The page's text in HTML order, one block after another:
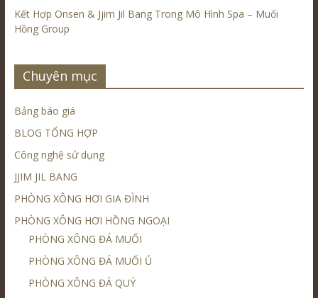
Kết Hợp Onsen & Jjim Jil Bang Trong Mô Hình Spa – Muối
Hồng Group
Chuyên mục
Bảng báo giá
BLOG TỔNG HỢP
Công nghệ sử dụng
JJIM JIL BANG
PHÒNG XÔNG HƠI GIA ĐÌNH
PHÒNG XÔNG HƠI HỒNG NGOẠI
PHÒNG XÔNG ĐÁ MUỐI
PHÒNG XÔNG ĐÁ MUỐI Ủ
PHÒNG XÔNG ĐÁ QUÝ